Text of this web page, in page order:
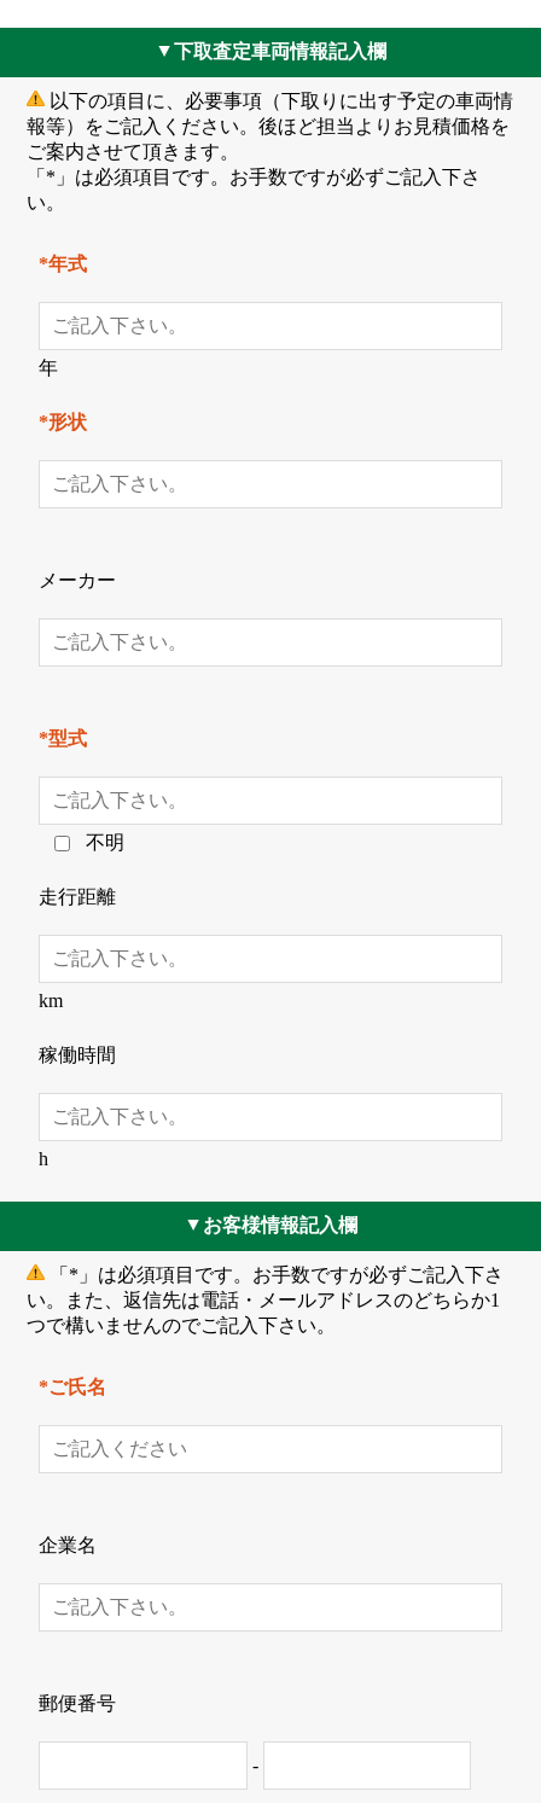
▲下取査定車両情報記入欄
以下の項目に、必要事項（下取りに出す予定の車両情
報等）をご記入ください。後ほど担当よりお見積価格を
ご案内させて頂きます。
「*」は必須項目です。お手数ですが必ずご記入下さ
い。
*年式
年
*形状
メーカー
*型式
不明
走行距離
km
稼働時間
h
▲ お客様情報記入欄
「*」は必須項目です。お手数ですが必ずご記入下さ
い。また、返信先は電話・メールアドレスのどちらか1
つで構いませんのでご記入下さい。
*ご氏名
企業名
郵便番号
-